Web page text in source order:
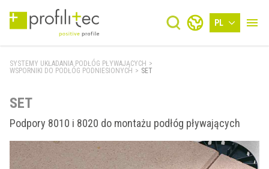
PL
SYSTEMY UKŁADANIA PODŁÓG PŁYWAJĄCYCH >
WSPORNIKI DO ​​PODŁÓG PODNIESIONYCH > SET
SET
Podpory 8010 i 8020 do montażu podłóg pływających